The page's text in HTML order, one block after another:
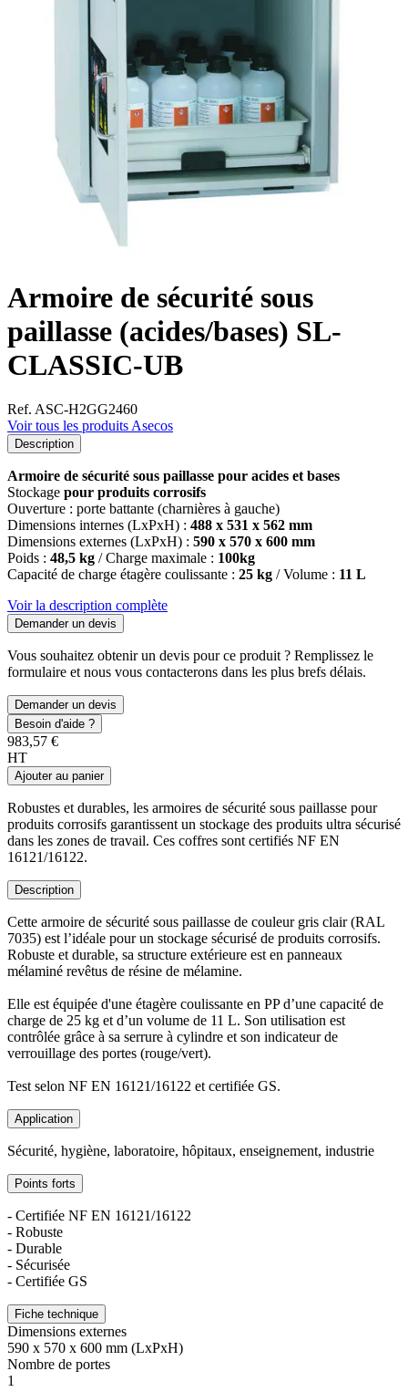
Armoire de sécurité sous
paillasse (acides/bases) SL-
CLASSIC-UB
Ref. ASC-H2GG2460
Voir tous les produits Asecos
Description
Armoire de sécurité sous paillasse pour acides et bases
Stockage pour produits corrosifs
Ouverture : porte battante (charnières à gauche)
Dimensions internes (LxPxH) : 488 x 531 x 562 mm
Dimensions externes (LxPxH) : 590 x 570 x 600 mm
Poids : 48,5 kg / Charge maximale : 100kg
Capacité de charge étagère coulissante : 25 kg / Volume : 11 L
Voir la description complète
Demander un devis
Vous souhaitez obtenir un devis pour ce produit ? Remplissez le
formulaire et nous vous contacterons dans les plus brefs délais.
Demander un devis
Besoin d'aide ?
983,57 €
HT
Ajouter au panier
Robustes et durables, les armoires de sécurité sous paillasse pour
produits corrosifs garantissent un stockage des produits ultra sécurisé
dans les zones de travail. Ces coffres sont certifiés NF EN
16121/16122.
Description
Cette armoire de sécurité sous paillasse de couleur gris clair (RAL
7035) est l’idéale pour un stockage sécurisé de produits corrosifs.
Robuste et durable, sa structure extérieure est en panneaux
mélaminé revêtus de résine de mélamine.
Elle est équipée d'une étagère coulissante en PP d’une capacité de
charge de 25 kg et d’un volume de 11 L. Son utilisation est
contrôlée grâce à sa serrure à cylindre et son indicateur de
verrouillage des portes (rouge/vert).
Test selon NF EN 16121/16122 et certifiée GS.
Application
Sécurité, hygiène, laboratoire, hôpitaux, enseignement, industrie
Points forts
- Certifiée NF EN 16121/16122
- Robuste
- Durable
- Sécurisée
- Certifiée GS
Fiche technique
Dimensions externes
590 x 570 x 600 mm (LxPxH)
Nombre de portes
1